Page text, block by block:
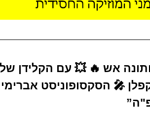
אש 🔥 💥 עם הקלידן
🎤 הסקסופוניסט אברימי